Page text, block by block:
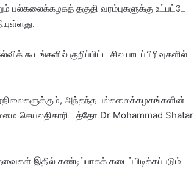
தகுதி வரம்புகளுக்கு உட்பட்டே
கூடங்களில் குறிப்பிட்ட சில பாடப்பிரிவுகளில்
அந்தந்த பல்கலைக்கழகங்களின்
செயலதிகாரி டத்தோ Dr Mohammad Shatar
இதில் கண்டிப்பாகக் கடைப்பிடிக்கப்படும்